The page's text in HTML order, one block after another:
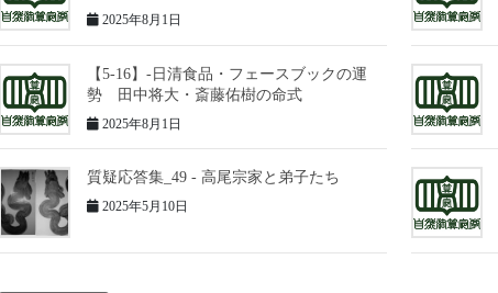
2025年8月1日
【5-16】-日清食品・フェースブックの運
勢 田中将大・斎藤佑樹の命式
2025年8月1日
質疑応答集_49 - 高尾宗家と弟子たち
2025年5月10日